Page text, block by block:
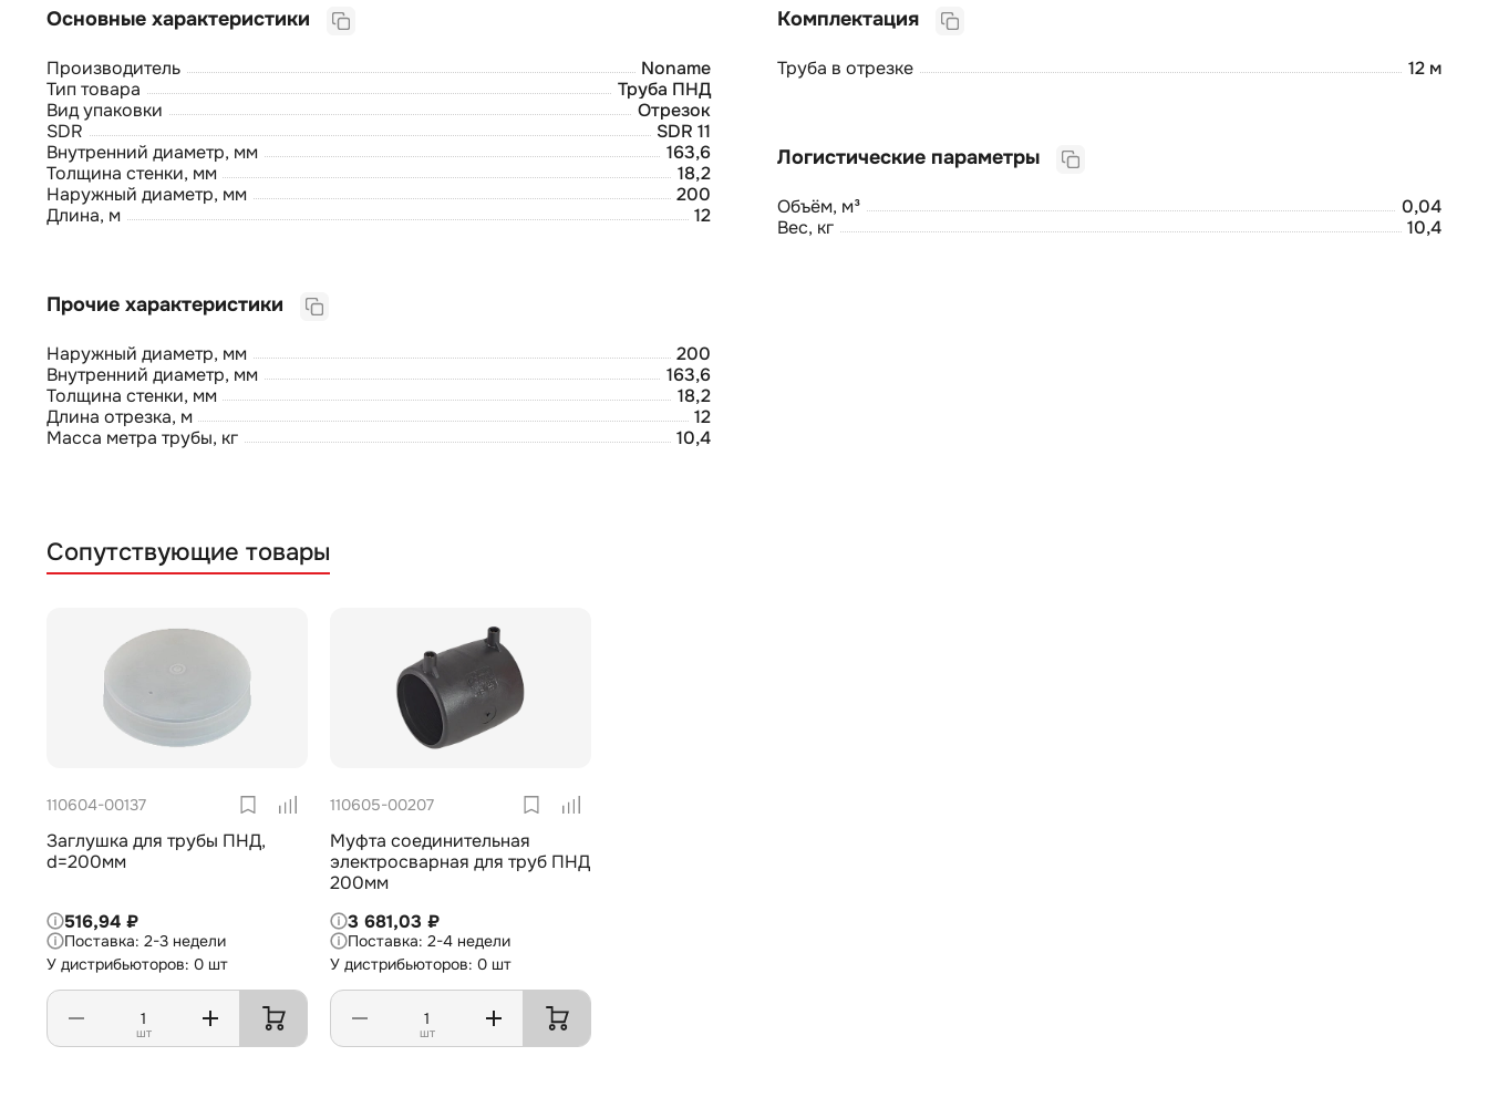
Производитель
Noname
Тип товара
Труба ПНД
Вид упаковки
Отрезок
SDR
SDR 11
Внутренний диаметр, мм
163,6
Толщина стенки, мм
18,2
Наружный диаметр, мм
200
Длина, м
12
Наружный диаметр, мм
200
Внутренний диаметр, мм
163,6
Толщина стенки, мм
18,2
Длина отрезка, м
12
Масса метра трубы, кг
10,4
Труба в отрезке 12 м
Объём, м³
0,04
Вес, кг
10,4
Сопутствующие товары
110604-00137
Заглушка для трубы ПНД,
d=200мм
516,94 ₽
2-3 недели
У дистрибьюторов: 0 шт
шт
110605-00207
Муфта соединительная
электросварная для труб ПНД
200мм
3 681,03 ₽
2-4 недели
У дистрибьюторов: 0 шт
шт